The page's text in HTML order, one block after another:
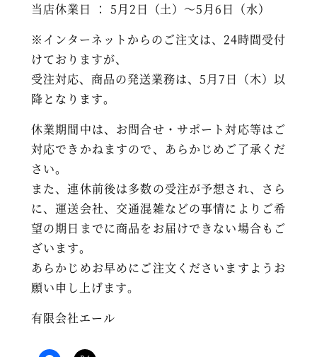
当店休業日 ： 5月2日（土）～5月6日（水）
※インターネットからのご注文は、24時間受付
けておりますが、
受注対応、商品の発送業務は、5月7日（木）以
降となります。
休業期間中は、お問合せ・サポート対応等はご
対応できかねますので、あらかじめご了承くだ
さい。
また、連休前後は多数の受注が予想され、さら
に、運送会社、交通混雑などの事情によりご希
望の期日までに商品をお届けできない場合もご
ざいます。
あらかじめお早めにご注文くださいますようお
願い申し上げます。
有限会社エール